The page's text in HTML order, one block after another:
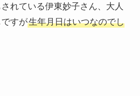
れている伊東妙子さん、大人
すが生年月日はいつなのでし